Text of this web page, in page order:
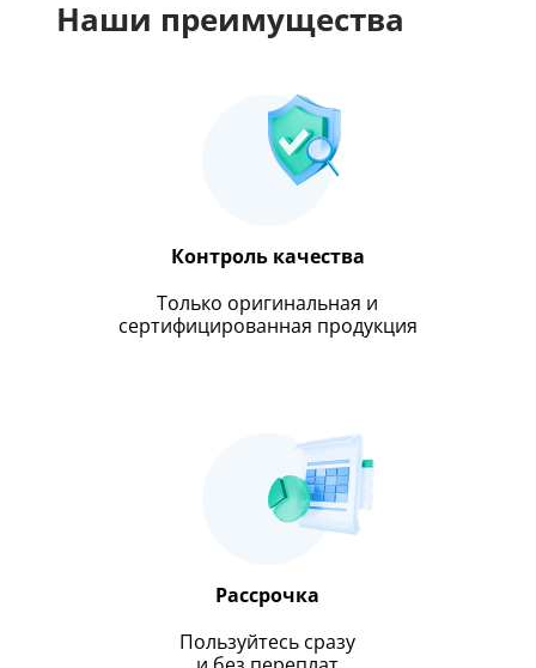
Наши преимущества
Контроль качества
Только оригинальная и
сертифицированная продукция
Рассрочка
Пользуйтесь сразу